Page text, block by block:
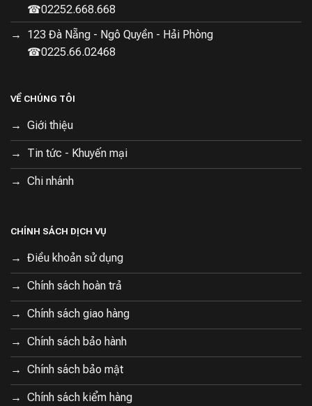
☎02252.668.668
123 Đà Nẵng - Ngô Quyền - Hải Phòng
☎0225.66.02468
VỀ CHÚNG TÔI
Giới thiệu
Tin tức - Khuyến mại
Chi nhánh
CHÍNH SÁCH DỊCH VỤ
Điều khoản sử dụng
Chính sách hoàn trả
Chính sách giao hàng
Chính sách bảo hành
Chính sách bảo mật
Chính sách kiểm hàng